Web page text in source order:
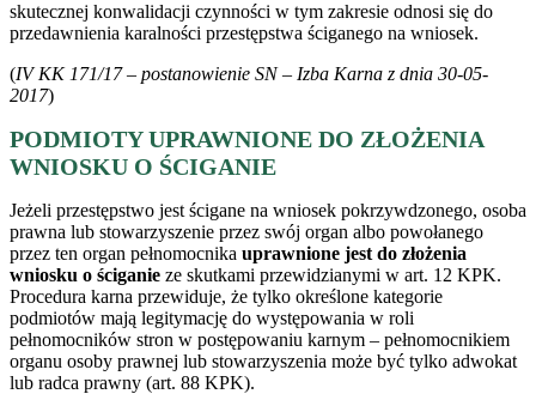
skutecznej konwalidacji czynności w tym zakresie odnosi się do
przedawnienia karalności przestępstwa ściganego na wniosek.
(IV KK 171/17 – postanowienie SN – Izba Karna z dnia 30-05-
2017)
PODMIOTY UPRAWNIONE DO ZŁOŻENIA
WNIOSKU O ŚCIGANIE
Jeżeli przestępstwo jest ścigane na wniosek pokrzywdzonego, osoba
prawna lub stowarzyszenie przez swój organ albo powołanego
przez ten organ pełnomocnika uprawnione jest do złożenia
wniosku o ściganie ze skutkami przewidzianymi w art. 12 KPK.
Procedura karna przewiduje, że tylko określone kategorie
podmiotów mają legitymację do występowania w roli
pełnomocników stron w postępowaniu karnym – pełnomocnikiem
organu osoby prawnej lub stowarzyszenia może być tylko adwokat
lub radca prawny (art. 88 KPK).